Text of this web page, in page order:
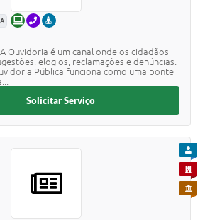
ONLINETELEFONEPRESENCIAL
Ouvidoria é um canal onde os cidadãos
elogios, reclamações e denúncias.
Pública funciona como uma ponte
Solicitar Serviço
PARA
PARA